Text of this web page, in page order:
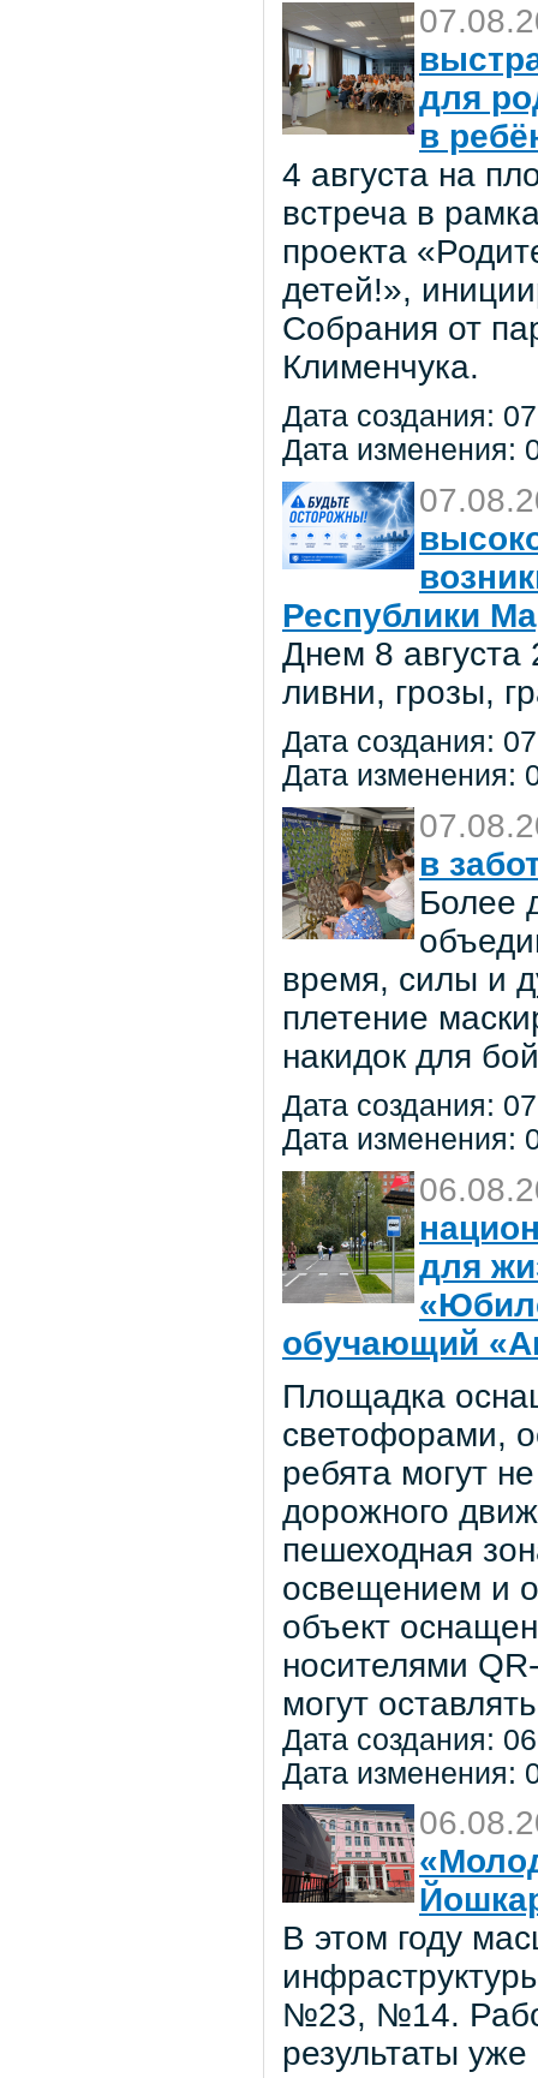
для
в
4 августа на
встреча в
проекта
детей!»,
Собрания от
Клименчука.
Дата создания:
Дата изменения:
Республики
Днем 8
ливни, грозы,
Дата создания:
Дата изменения:
в
Более
время, силы и
плетение
накидок для
Дата создания:
Дата изменения:
для
обучающий
Площадка
светофорами,
ребята могут
дорожного
пешеходная
освещением и
объект
носителями
могут
Дата создания:
Дата изменения:
В этом году
№23, №14.
результаты